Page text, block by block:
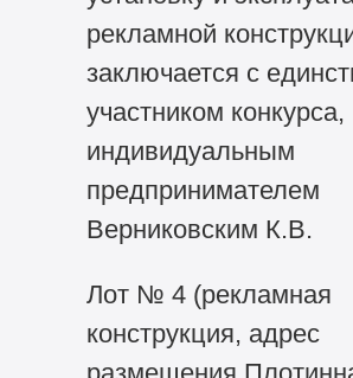
рекламной
заключается с
участником конкурса,
индивидуальным
предпринимателем
Верниковским К.В.
Лот № 4 (рекламная
конструкция, адрес